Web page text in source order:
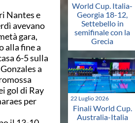
Nantes e
avevano
gara,
alla fine a
6-5 sulla
a
gol di Ray
per
World Cup. Italia-
Georgia 18-12,
Settebello in
semifinale con la
Grecia
22 Luglio 2026
Finali World Cup.
Australia-Italia